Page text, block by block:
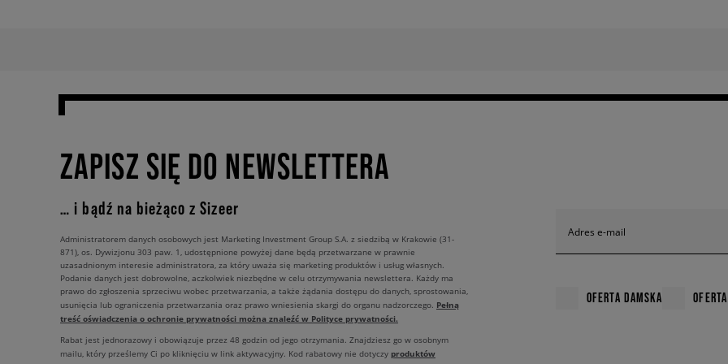
ZAPISZ SIĘ DO NEWSLETTERA
… i bądź na bieżąco z Sizeer
Adres e-mail
OFERTA DAMSKA
Administratorem danych osobowych jest Marketing Investment Group S.A. z siedzibą w Krakowie (31-
871), os. Dywizjonu 303 paw. 1, udostępnione powyżej dane będą przetwarzane w prawnie
uzasadnionym interesie administratora, za który uważa się marketing produktów i usług własnych.
Podanie danych jest dobrowolne, aczkolwiek niezbędne w celu otrzymywania newslettera. Każdy ma
prawo do zgłoszenia sprzeciwu wobec przetwarzania, a także żądania dostępu do danych, sprostowania,
usunięcia lub ograniczenia przetwarzania oraz prawo wniesienia skargi do organu nadzorczego. Pełną
treść oświadczenia o ochronie prywatności można znaleźć w Polityce prywatności.
Rabat jest jednorazowy i obowiązuje przez 48 godzin od jego otrzymania. Znajdziesz go w osobnym
mailu, który prześlemy Ci po kliknięciu w link aktywacyjny. Kod rabatowy nie dotyczy produktów